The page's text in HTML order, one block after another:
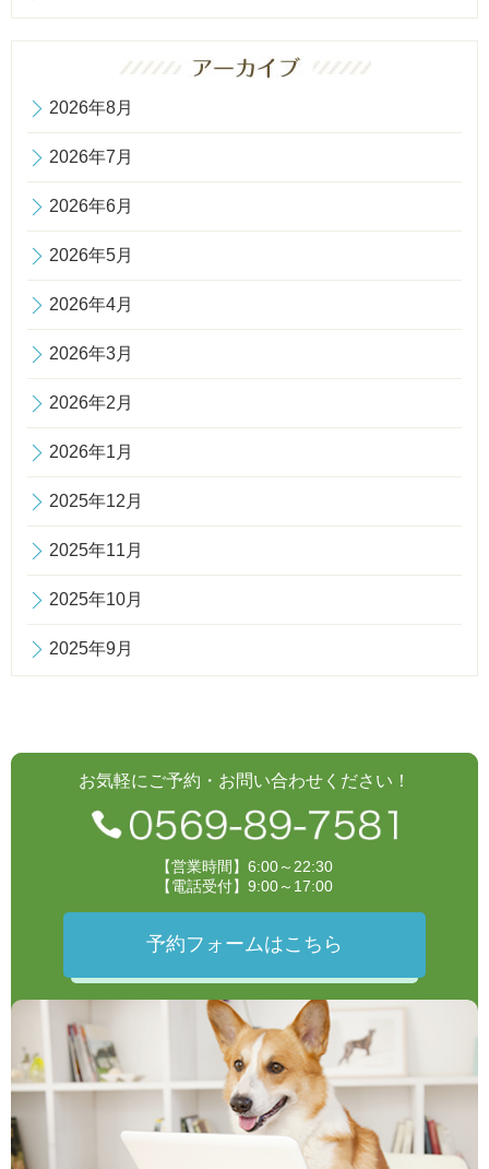
2026年8月
2026年7月
2026年6月
2026年5月
2026年4月
2026年3月
2026年2月
2026年1月
2025年12月
2025年11月
2025年10月
2025年9月
お気軽にご予約・お問い合わせください！
【営業時間】6:00～22:30
【電話受付】9:00～17:00
予約フォームはこちら